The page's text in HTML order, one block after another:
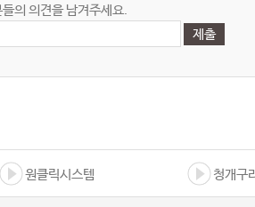
의 의견을 남겨주세요.
원클릭시스템 청개구